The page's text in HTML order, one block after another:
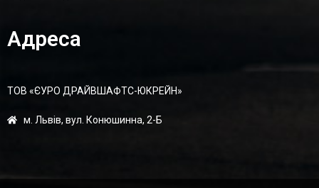
Адреса
ТОВ «ЄУРО ДРАЙВШАФТC-ЮКРЕЙН»
м. Львів, вул. Конюшинна, 2-Б